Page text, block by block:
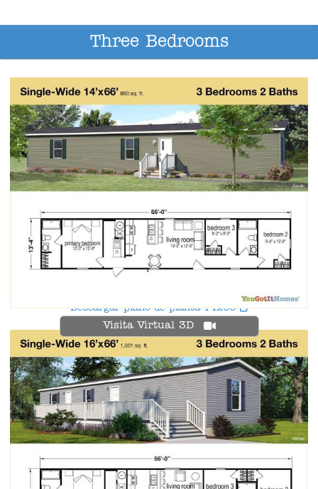
Three Bedrooms
Descargar plano de planta 14x66
Visita Virtual 3D